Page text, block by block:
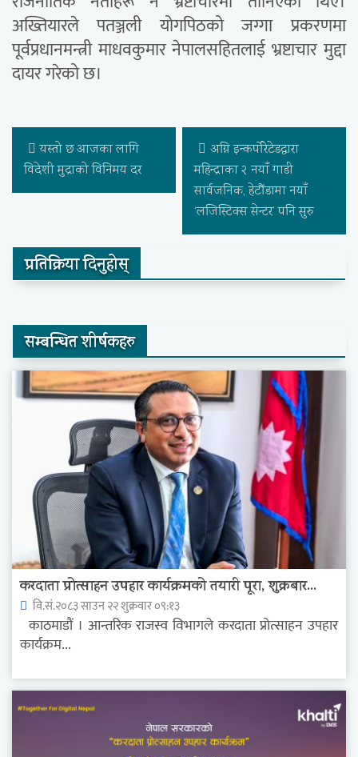
अख्तियारले पतञ्जली योगपिठको जग्गा प्रकरणमा
पूर्वप्रधानमन्त्री माधवकुमार नेपालसहितलाई भ्रष्टाचार मुद्दा
दायर गरेको छ।
यस्तो छ आजका लागि
विदेशी मुद्राको विनिमय दर
अग्नि इन्कर्पोरेटेडद्वारा
महिन्द्राका २ नयाँ गाडी
सार्वजनिक, हेटौंडामा नयाँ
‘लजिस्टिक्स सेन्टर’ पनि सुरु
प्रतिक्रिया दिनुहोस्
सम्बन्धित शीर्षकहरु
करदाता प्रोत्साहन उपहार कार्यक्रमको तयारी पूरा, शुक्रबार...
वि.सं.२०८३ साउन २२ शुक्रवार ०९:१३
काठमाडौं । आन्तरिक राजस्व विभागले करदाता प्रोत्साहन उपहार
कार्यक्रम...